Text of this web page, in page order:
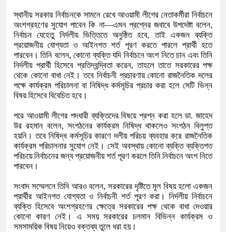
স্থানীয় সরকার নির্বাচনকে সামনে রেখে আওয়ামী লীগের নেতাকর্মীরা নির্বাচনে
অংশগ্রহণের সুযোগ পাবেন কি না—এমন প্রশ্নের জবাবে উপদেষ্টা বলেন,
নির্বাচন যেহেতু নির্দলীয় ভিত্তিতে অনুষ্ঠিত হবে, তাই একজন ব্যক্তি
প্রয়োজনীয় যোগ্যতা ও আইনগত শর্ত পূরণ করতে পারলে প্রার্থী হতে
পারবেন। তিনি বলেন, কোনো ব্যক্তি যদি নির্বাচনে অংশ নিতে চান এবং তিনি
নির্দলীয় প্রার্থী হিসেবে প্রতিদ্বন্দ্বিতা করেন, তাহলে তাতে সরকারের পক্ষ
থেকে কোনো বাধা নেই। তবে নির্বাচনী প্রচারণায় কোনো রাজনৈতিক দলের
পক্ষে কার্যক্রম পরিচালনা বা নিষিদ্ধ কর্মসূচির প্রচার করা হলে সেটি ভিন্ন
বিষয় হিসেবে বিবেচিত হবে।
পরে আওয়ামী লীগের পদধারী ব্যক্তিদের বিষয়ে প্রশ্ন করা হলে ডা. জাহেদ
উর রহমান বলেন, সংগঠনের কার্যক্রম নিষিদ্ধ থাকলেও সংগঠন বিলুপ্ত
হয়নি। তবে নিষিদ্ধ কর্মসূচির কারণে দলীয় পরিচয় ব্যবহার করে রাজনৈতিক
কার্যক্রম পরিচালনার সুযোগ নেই। সেই অবস্থায় কোনো ব্যক্তি ব্যক্তিগত
পরিচয়ে নির্বাচনের জন্য প্রয়োজনীয় শর্ত পূরণ করলে তিনি নির্বাচনে অংশ নিতে
পারবেন।
সংবাদ সম্মেলনে তিনি আরও বলেন, সরকারের দৃষ্টিতে মূল বিষয় হলো একজন
প্রার্থীর আইনগত যোগ্যতা ও নির্বাচনী শর্ত পূরণ করা। নির্দলীয় নির্বাচনে
ব্যক্তি হিসেবে অংশগ্রহণের ক্ষেত্রে সরকারের পক্ষ থেকে বাধা দেওয়ার
কোনো কারণ নেই। এ সময় সরকারের চলমান বিভিন্ন কার্যক্রম ও
সমসাময়িক বিষয় নিয়েও বক্তব্য তুলে ধরা হয়।